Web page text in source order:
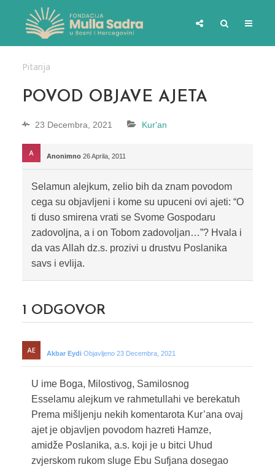
Pitanja
POVOD OBJAVE AJETA
23 Decembra, 2021 Kur'an
Anonimno 26 Aprila, 2011
Selamun alejkum, zelio bih da znam povodom
cega su objavljeni i kome su upuceni ovi ajeti: “O
ti duso smirena vrati se Svome Gospodaru
zadovoljna, a i on Tobom zadovoljan…”? Hvala i
da vas Allah dz.s. prozivi u drustvu Poslanika
savs i evlija.
1 ODGOVOR
Akbar Eydi Objavljeno 23 Decembra, 2021
U ime Boga, Milostivog, Samilosnog
Esselamu alejkum ve rahmetullahi ve berekatuh
Prema mišljenju nekih komentarota Kur’ana ovaj
ajet je objavljen povodom hazreti Hamze,
amidže Poslanika, a.s. koji je u bitci Uhud
zvjerskom rukom sluge Ebu Sufjana dosegao